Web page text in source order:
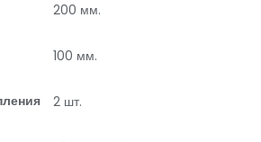
200 мм.
100 мм.
2 шт.